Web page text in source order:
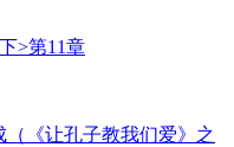
>第11章
《让孔子教我们爱》之